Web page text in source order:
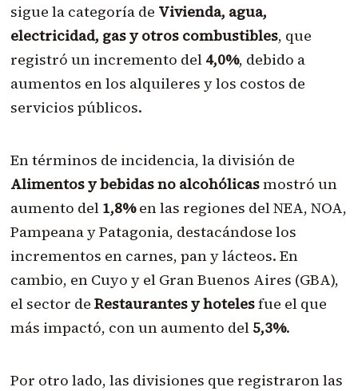
sigue la categoría de Vivienda, agua,
electricidad, gas y otros combustibles, que
registró un incremento del 4,0%, debido a
aumentos en los alquileres y los costos de
servicios públicos.
En términos de incidencia, la división de
Alimentos y bebidas no alcohólicasmostró un
aumento del 1,8%en las regiones del NEA, NOA,
Pampeana y Patagonia, destacándose los
incrementos en carnes, pan y lácteos. En
cambio, en Cuyo y el Gran Buenos Aires (GBA),
el sector de Restaurantes y hotelesfue el que
más impactó, con un aumento del 5,3%.
Por otro lado, las divisiones que registraron las